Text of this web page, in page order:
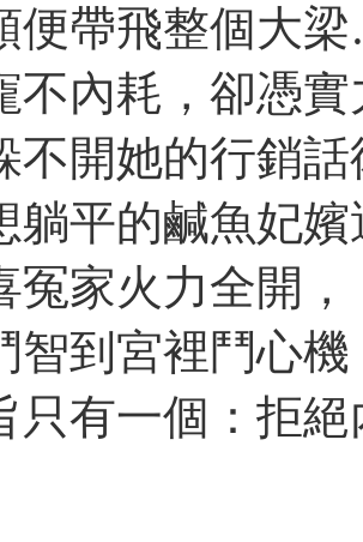
便帶飛整個大
不內耗，卻憑
不開她的行銷
躺平的鹹魚妃
冤家火力全開，
智到宮裡鬥心
只有一個：拒